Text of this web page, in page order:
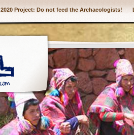
2020 Project: Do not feed the Archaeologists!